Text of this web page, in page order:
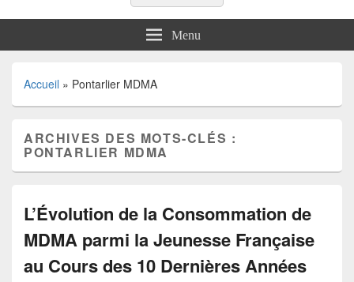
Menu
Accueil » Pontarlier MDMA
ARCHIVES DES MOTS-CLÉS :
PONTARLIER MDMA
L’Évolution de la Consommation de
MDMA parmi la Jeunesse Française
au Cours des 10 Dernières Années